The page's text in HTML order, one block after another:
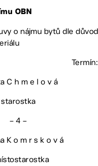
OBN
o nájmu bytů dle
C h m e l o v á
starostka
– 4 –
K o m r s k o v á